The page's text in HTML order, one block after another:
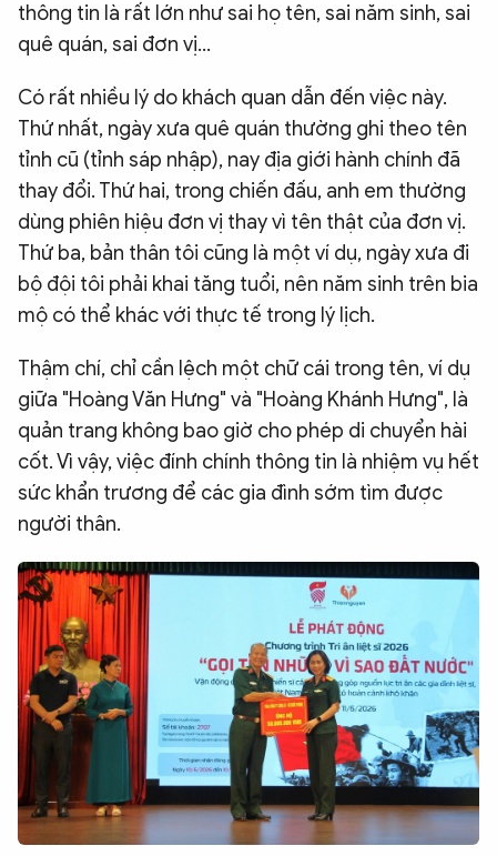
thông tin là rất lớn như sai họ tên, sai năm sinh, sai
quê quán, sai đơn vị…
Có rất nhiều lý do khách quan dẫn đến việc này.
Thứ nhất, ngày xưa quê quán thường ghi theo tên
tỉnh cũ (tỉnh sáp nhập), nay địa giới hành chính đã
thay đổi. Thứ hai, trong chiến đấu, anh em thường
dùng phiên hiệu đơn vị thay vì tên thật của đơn vị.
Thứ ba, bản thân tôi cũng là một ví dụ, ngày xưa đi
bộ đội tôi phải khai tăng tuổi, nên năm sinh trên bia
mộ có thể khác với thực tế trong lý lịch.
Thậm chí, chỉ cần lệch một chữ cái trong tên, ví dụ
giữa "Hoàng Văn Hưng" và "Hoàng Khánh Hưng", là
quản trang không bao giờ cho phép di chuyển hài
cốt. Vì vậy, việc đính chính thông tin là nhiệm vụ hết
sức khẩn trương để các gia đình sớm tìm được
người thân.